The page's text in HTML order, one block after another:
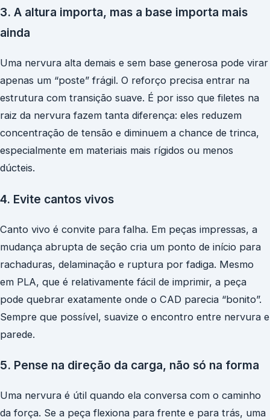
3. A altura importa, mas a base importa mais
ainda
Uma nervura alta demais e sem base generosa pode virar
apenas um “poste” frágil. O reforço precisa entrar na
estrutura com transição suave. É por isso que filetes na
raiz da nervura fazem tanta diferença: eles reduzem
concentração de tensão e diminuem a chance de trinca,
especialmente em materiais mais rígidos ou menos
dúcteis.
4. Evite cantos vivos
Canto vivo é convite para falha. Em peças impressas, a
mudança abrupta de seção cria um ponto de início para
rachaduras, delaminação e ruptura por fadiga. Mesmo
em PLA, que é relativamente fácil de imprimir, a peça
pode quebrar exatamente onde o CAD parecia “bonito”.
Sempre que possível, suavize o encontro entre nervura e
parede.
5. Pense na direção da carga, não só na forma
Uma nervura é útil quando ela conversa com o caminho
da força. Se a peça flexiona para frente e para trás, uma